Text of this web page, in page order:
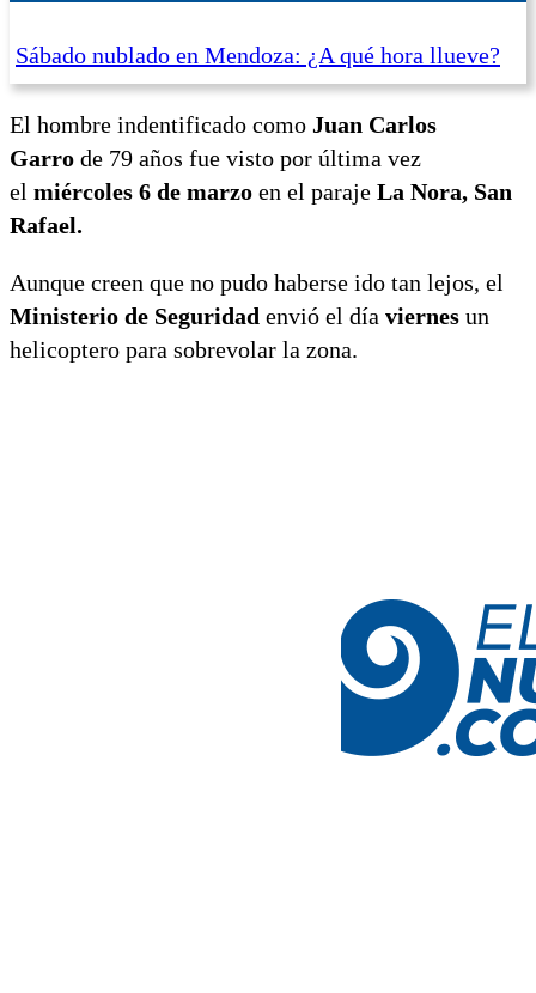
Sábado nublado en Mendoza: ¿A qué hora llueve?
El hombre indentificado como Juan Carlos
Garro de 79 años fue visto por última vez
el miércoles 6 de marzo en el paraje La Nora, San
Rafael.
Aunque creen que no pudo haberse ido tan lejos, el
Ministerio de Seguridad envió el día viernes un
helicoptero para sobrevolar la zona.